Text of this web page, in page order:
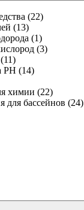
(22)
(13)
(1)
(3)
PH (14)
химии (22)
для бассейнов (24)